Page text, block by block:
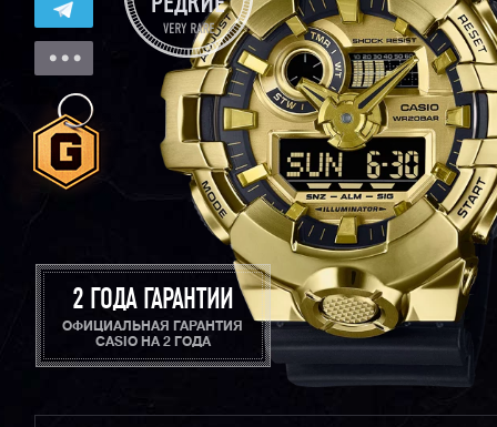
2 ГОДА ГАРАНТИИ
ОФИЦИАЛЬНАЯ ГАРАНТИЯ
CASIO НА 2 ГОДА